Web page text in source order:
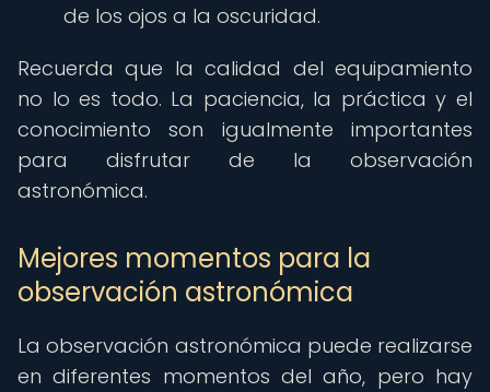
de los ojos a la oscuridad.
Recuerda que la calidad del equipamiento
no lo es todo. La paciencia, la práctica y el
conocimiento son igualmente importantes
para disfrutar de la observación
astronómica.
Mejores momentos para la
observación astronómica
La observación astronómica puede realizarse
en diferentes momentos del año, pero hay